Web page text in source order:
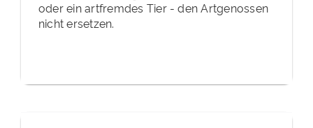
oder ein artfremdes Tier - den Artgenossen
nicht ersetzen.